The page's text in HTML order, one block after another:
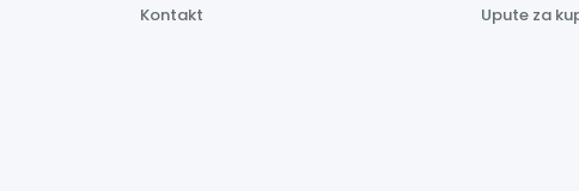
Kontakt
Upute za